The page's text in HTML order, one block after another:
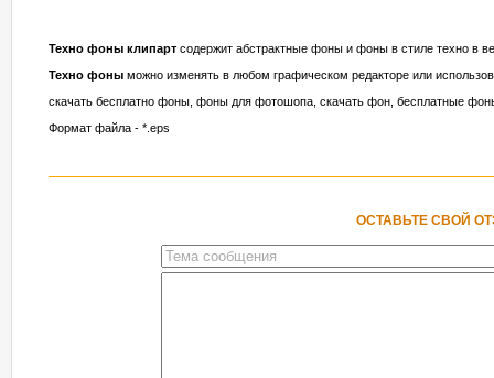
Техно фоны клипарт содержит абстрактные фоны и фоны в стиле техно в
Техно фоны можно изменять в любом графическом редакторе или
скачать бесплатно фоны, фоны для фотошопа, скачать фон, бесплатные
Формат файла - *.eps
ОСТАВЬТЕ СВОЙ